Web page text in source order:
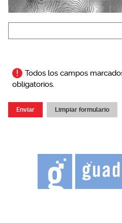
Todos los campos
obligatorios.
Enviar Limpiar formulario